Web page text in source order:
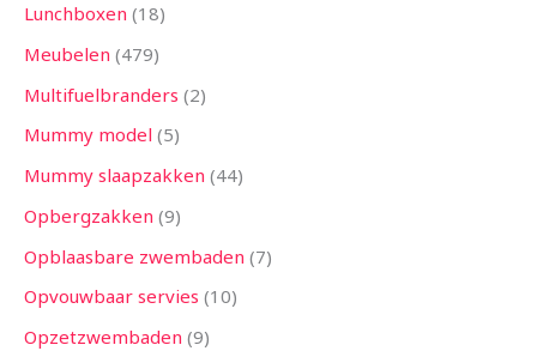
Lunchboxen 18
Meubelen 479
Multifuelbranders 2
Mummy model 5
Mummy slaapzakken 44
Opbergzakken 9
Opblaasbare zwembaden 7
Opvouwbaar servies 10
Opzetzwembaden 9